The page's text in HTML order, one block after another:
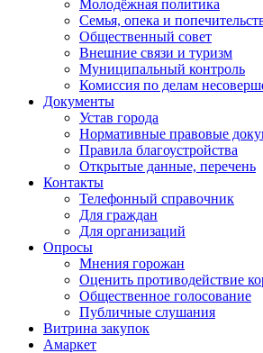
Молодёжная политика
Семья, опека и
Общественный совет
Внешние связи и туризм
Муниципальный контроль
Комиссия по делам
Документы
Устав города
Нормативные правовые
Правила благоустройства
Открытые данные, перечень
Контакты
Телефонный справочник
Для граждан
Для организаций
Опросы
Мнения горожан
Оценить противодействие
Общественное голосование
Публичные слушания
Витрина закупок
Амаркет